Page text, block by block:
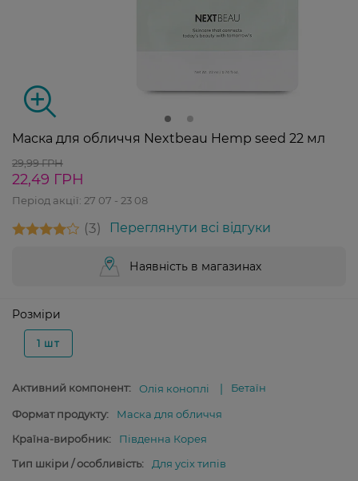
Маска для обличчя Nextbeau Hemp seed 22 мл
29,99 ГРН
22,49 ГРН
Період акції: 27 07 - 23 08
3 Переглянути всі відгуки
Наявність в магазинах
Розміри
1 шт
Активний компонент: Олія коноплі Бетаїн
Формат продукту:
Маска для обличчя
Країна-виробник:
Південна Корея
Тип шкіри / особливість:
Для усіх типів